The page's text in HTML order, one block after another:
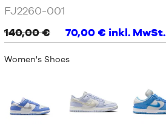
Braun
FJ2260-001
140,00 €
70,00 € inkl. MwSt.
Women's Shoes